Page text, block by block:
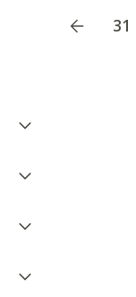
2 اذهب إلى 31